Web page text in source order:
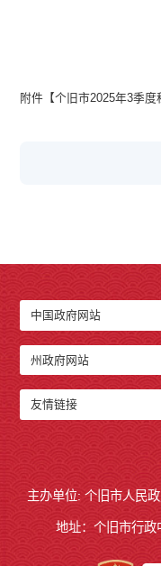
附件【个旧市2025年3季
中国政府网站
州政府网站
友情链接
主办单位: 个旧市人民
地址：个旧市行政